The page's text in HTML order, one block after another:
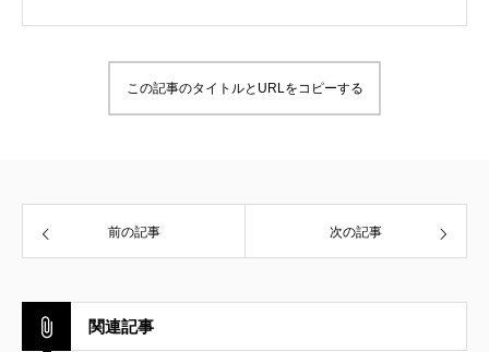
この記事のタイトルとURLをコピーする
前の記事 次の記事
関連記事